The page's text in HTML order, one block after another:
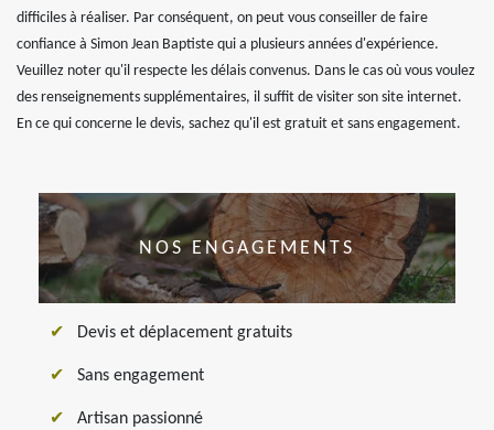
difficiles à réaliser. Par conséquent, on peut vous conseiller de faire
confiance à Simon Jean Baptiste qui a plusieurs années d'expérience.
Veuillez noter qu'il respecte les délais convenus. Dans le cas où vous voulez
des renseignements supplémentaires, il suffit de visiter son site internet.
En ce qui concerne le devis, sachez qu'il est gratuit et sans engagement.
NOS ENGAGEMENTS
Devis et déplacement gratuits
Sans engagement
Artisan passionné